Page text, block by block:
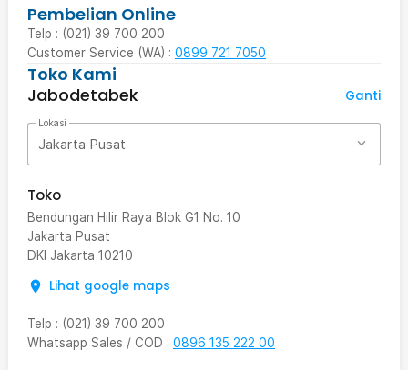
Pembelian Online
Telp : (021) 39 700 200
Customer Service (WA) : 0899 721 7050
Toko Kami
Jabodetabek
Ganti
Lokasi
Jakarta Pusat
Toko
Bendungan Hilir Raya Blok G1 No. 10
Jakarta Pusat
DKI Jakarta 10210
Lihat google maps
Telp : (021) 39 700 200
Whatsapp Sales / COD : 0896 135 222 00